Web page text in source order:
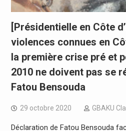
[Présidentielle en Côte
violences connues en
la première crise pré et
2010 ne doivent pas se
Fatou Bensouda
29 octobre 2020 GBAKU
Déclaration de Fatou Bensouda